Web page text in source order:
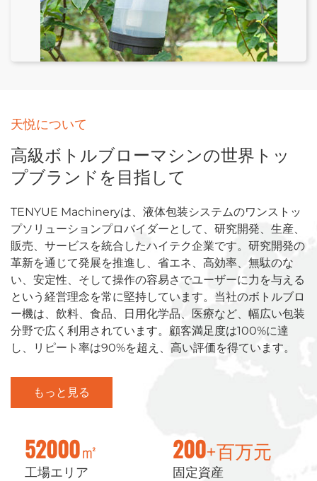
高級ボトルブローマシンの世界トッ
プブランドを目指して
天悦について
TENYUE Machineryは、液体包装システムのワンストッ
プソリューションプロバイダーとして、研究開発、生産、
販売、サービスを統合したハイテク企業です。研究開発の
革新を通じて発展を推進し、省エネ、高効率、無駄のな
い、安定性、そして操作の容易さでユーザーに力を与える
という経営理念を常に堅持しています。当社のボトルブロ
ー機は、飲料、食品、日用化学品、医療など、幅広い包装
分野で広く利用されています。顧客満足度は100%に達
し、リピート率は90%を超え、高い評価を得ています。
もっと見る
52000㎡
工場エリア
200+百万元
固定資産